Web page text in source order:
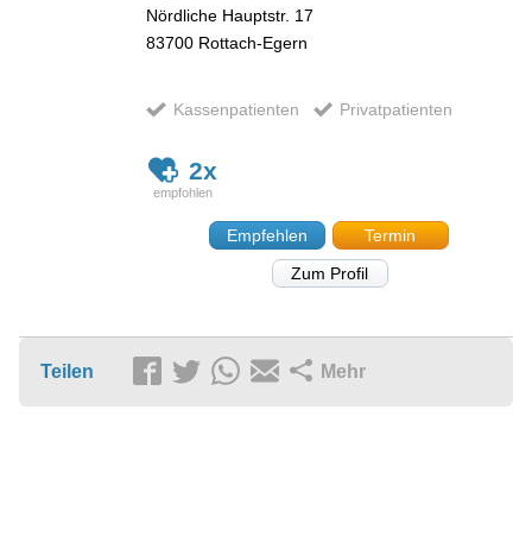
Nördliche Hauptstr. 17
83700 Rottach-Egern
Kassenpatienten Privatpatienten
2x
Empfehlen
Termin
Zum Profil
Teilen Mehr